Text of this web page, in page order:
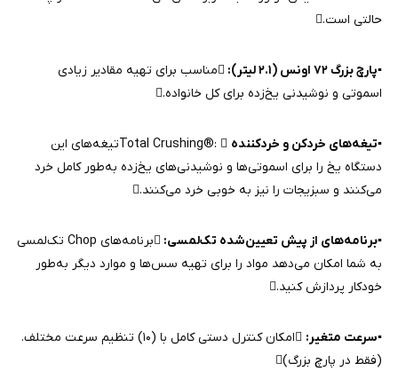
حالتی است.
▪️پارچ بزرگ ۷۲ اونس (۲.۱ لیتر):
مناسب برای تهیه مقادیر زیادی
اسموتی و نوشیدنی یخ‌زده برای کل خانواده.
▪️تیغه‌های خردکن و خردکننده
Total Crushing®: تیغه‌های این
دستگاه یخ را برای اسموتی‌ها و نوشیدنی‌های یخ‌زده به‌طور کامل خرد
می‌کنند و سبزیجات را نیز به خوبی خرد می‌کنند.
▪️برنامه‌های از پیش تعیین‌شده تک‌لمسی:
برنامه‌های Chop تک‌لمسی
به شما امکان می‌دهد مواد را برای تهیه سس‌ها و موارد دیگر به‌طور
خودکار پردازش کنید.
▪️سرعت متغیر:
امکان کنترل دستی کامل با (۱۰) تنظیم سرعت مختلف.
(فقط در پارچ بزرگ)